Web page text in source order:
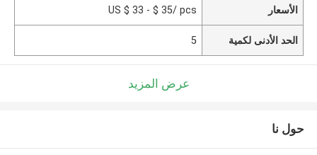
الأسعار US $ 33 - $ 35/ pcs
الحد الأدنى لكمية 5
عرض المزيد
حول نا